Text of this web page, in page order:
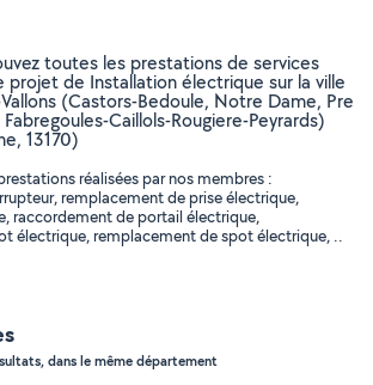
toutes les prestations de services
projet de Installation électrique sur la ville
(Castors-Bedoule, Notre Dame, Pre
Caillols-Rougiere-Peyrards)
13170)
réalisées par nos membres :
remplacement de prise électrique,
raccordement de portail électrique,
électrique, remplacement de spot électrique, ..
dans le même département